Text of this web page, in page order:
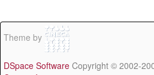
Theme by
DSpace Software Copyright © 2002-